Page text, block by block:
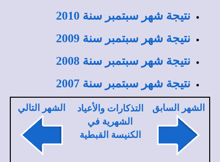
نتيجة شهر سبتمبر سنة 2010
نتيجة شهر سبتمبر سنة 2009
نتيجة شهر سبتمبر سنة 2008
نتيجة شهر سبتمبر سنة 2007
الشهر السابق
التذكارات والأعياد
الشهرية في
الكنيسة القبطية
الشهر التالي